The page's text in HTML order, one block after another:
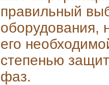
правильный
оборудования,
его
степенью
фаз.